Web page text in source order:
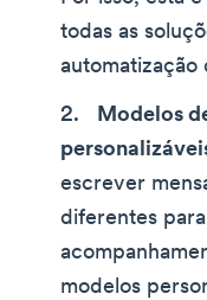
todas as
automatização
Modelos
escrever
diferentes
modelos